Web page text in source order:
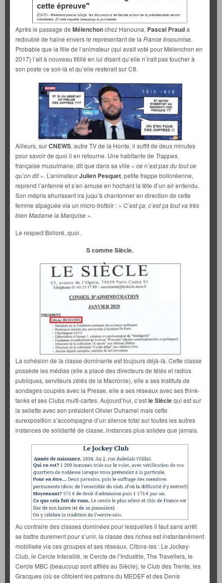
Après le passage de Mélenchonchez Hanouna, Pascal Prauda
redoublé de haine envers le représentant de la France Insoumise.
Probable que la fille de l’animateur (qui avait voté pour Mélenchon en
2017) l’ait à nouveau titillé en lui disant qu’elle n’irait pas toucher à
son poste ce soir-là et qu’elle resterait sur C8.
Ailleurs, surCNEWS, autre TV de la Honte, il suffit de deux minutes
pour savoir de quoi il en retourne. Une habitante de Trappes,
française musulmane, dit que dans sa ville « ce n’est pas du tout ce
qu’on dit». L’animateurJulien Pesquet, petite frappe bolloréenne,
reprend l’antenne et s’en amuse en hochant la tête d’un air entendu.
Son mépris ahurissant ira juqu’à chantonner en direction de cette
femme alpaguée via un micro-trottoir : « C’est ça, c’est ça tout va très
bien Madame la Marquise ».
Le respect Bolloré, quoi.
S comme Siècle.
La cohésion de la classe dominante est toujours déjà-là. Cette classe
possède les médias (elle a placé des directeurs de télés et radios
publiques, serviteurs zélés de la Macronie), elle a ses Instituts de
sondages couplés avec la Presse, elle a ses réseaux avec ses think-
tanks et ses Clubs multi-cartes. Aujourd’hui, c’estle Sièclequi est sur
la sellette avec son président Olivier Duhamel mais cette
surexposition s’accompagne d’un silence total sur toutes les autres
instances de solidarité de classe, instances plus solides que jamais.
Au contraire des classes dominées pour lesquelles il faut sans arrêt
se battre durement pour s’unir, la classe des riches est instantanément
mobilisée via ces groupes et ses réseaux. Citons-les : Le Jockey-
Club, le Cercle Interallié, le Cercle de l’Industrie, The Travellers, le
Cercle MBC (beaucoup sont affilés au Siècle), le Club des Trente, les
Gracques (où se côtoient les patrons du MEDEF et des Denis